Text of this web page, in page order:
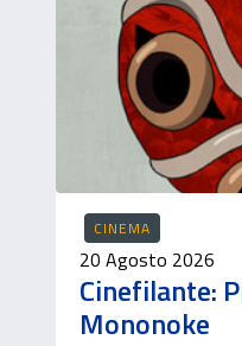
CINEMA
20 Agosto 2026
Cinefilante:
Mononoke